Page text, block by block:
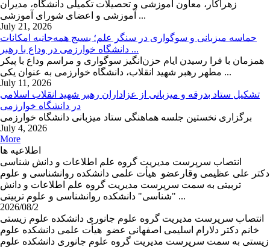
زهراکار، معاون آموزشی و تحصیلات تکمیلی دانشگاه، مدیران
آموزشی و اعضای شورای آموزشی ...
July 21, 2026
حماسه میزبانی و سوگواری در سنگر علم؛ بسیج همه‌جانبه امکانات
دانشگاه خوارزمی در وداع با رهبر ...
همزمان با فرا رسیدن ایام حزن‌انگیز سوگواری و مراسم وداع با پیکر
مطهر رهبر شهید انقلاب، دانشگاه خوارزمی به عنوان یکی ...
July 11, 2026
تشکیل ستاد بدرقه و میزبانی از عزاداران رهبر شهید انقلاب اسلامی
در دانشگاه خوارزمی
برگزاری نخستین جلسه هماهنگی ستاد میزبانی دانشگاه خوارزمی
July 4, 2026
More
اطلاعیه ها
انتصاب سرپرست مدیریت گروه علم اطلاعات و دانش شناسی
دکتر علی عظیمی وقارعضو هیأت علمی دانشکده روانشناسی و علوم
تربیتی به سمت سرپرست مدیریت گروه علم اطلاعات و دانش
شناسی" دانشکده روانشناسی و علوم تربیتی" ...
2026/08/2
انتصاب سرپرست مدیریت گروه علوم جانوری دانشکده علوم زیستی
خانم دکتر دلارام اسلیمی اصفهانی عضو هیأت علمی دانشکده علوم
زیستی به سمت سرپرست مدیریت گروه علوم جانوری دانشکده علوم